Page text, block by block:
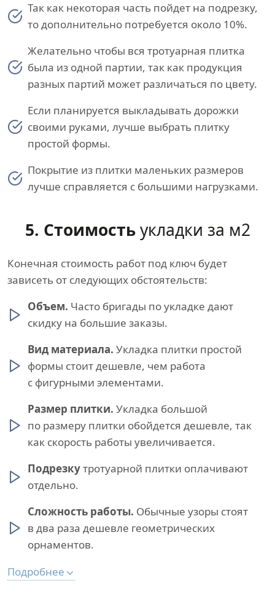
Так как некоторая часть пойдет на подрезку,
то дополнительно потребуется около 10%.
Желательно чтобы вся тротуарная плитка
была из одной партии, так как продукция
разных партий может различаться по цвету.
Если планируется выкладывать дорожки
своими руками, лучше выбрать плитку
простой формы.
Покрытие из плитки маленьких размеров
лучше справляется с большими нагрузками.
5. Стоимостьукладки за м2
Конечная стоимость работ под ключ будет
зависеть от следующих обстоятельств:
Объем. Часто бригады по укладке дают
скидку на большие заказы.
Вид материала. Укладка плитки простой
формы стоит дешевле, чем работа
с фигурными элементами.
Размер плитки. Укладка большой
по размеру плитки обойдется дешевле, так
как скорость работы увеличивается.
Подрезкутротуарной плитки оплачивают
отдельно.
Сложность работы. Обычные узоры стоят
в два раза дешевле геометрических
орнаментов.
Подробнее